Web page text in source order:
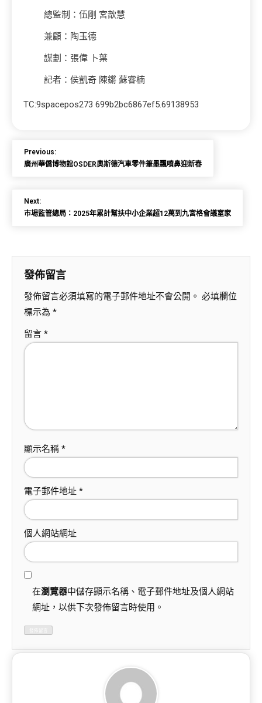
總監制：伍剛 宮歆慧
兼顧：陶玉德
謀劃：張偉 卜葉
記者：侯凱奇 陳鏘 蘇睿楠
TC:9spacepos273 699b2bc6867ef5.69138953
Previous:
廣州華僑博物館OSDER奧斯德汽車零件筆墨飄噴鼻迎新春
Next:
市場監管總局：2025年累計幫扶中小企業超12萬到九宮格會議室家
發佈留言
發佈留言必須填寫的電子郵件地址不會公開。 必填欄位
標示為 *
留言 *
顯示名稱 *
電子郵件地址 *
個人網站網址
在瀏覽器中儲存顯示名稱、電子郵件地址及個人網站
網址，以供下次發佈留言時使用。